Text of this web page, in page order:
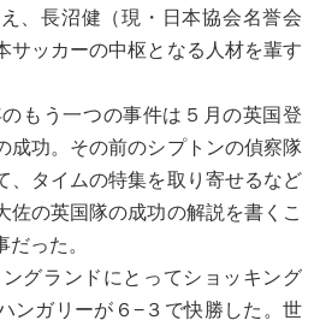
、長沼健（現・日本協会名誉会
サッカーの中枢となる人材を輩す
もう一つの事件は５月の英国登
成功。その前のシプトンの偵察隊
、タイムの特集を取り寄せるなど
佐の英国隊の成功の解説を書くこ
った。
グランドにとってショッキング
ンガリーが６−３で快勝した。世